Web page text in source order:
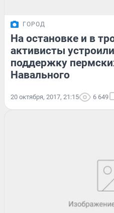
ГОРОД
На остановке и в
активисты
поддержку
Навального
20 октября, 2017, 21:15 6 649